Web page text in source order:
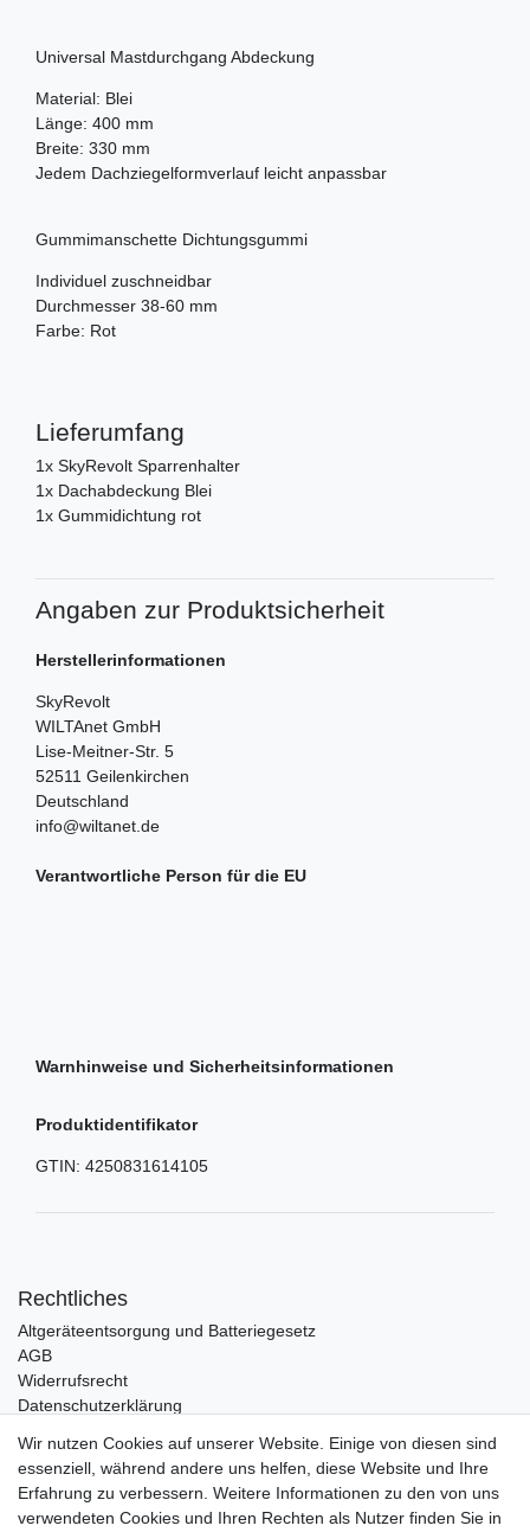
Universal Mastdurchgang Abdeckung
Material: Blei
Länge: 400 mm
Breite: 330 mm
Jedem Dachziegelformverlauf leicht anpassbar
Gummimanschette Dichtungsgummi
Individuel zuschneidbar
Durchmesser 38-60 mm
Farbe: Rot
Lieferumfang
1x SkyRevolt Sparrenhalter
1x Dachabdeckung Blei
1x Gummidichtung rot
Angaben zur Produktsicherheit
Herstellerinformationen
SkyRevolt
WILTAnet GmbH
Lise-Meitner-Str. 5
52511 Geilenkirchen
Deutschland
info@wiltanet.de
Verantwortliche Person für die EU
Warnhinweise und Sicherheitsinformationen
Produktidentifikator
GTIN: 4250831614105
Rechtliches
Altgeräteentsorgung und Batteriegesetz
AGB
Widerrufsrecht
Datenschutzerklärung
Impressum
Service
Zahlungsarten
Wir nutzen Cookies auf unserer Website. Einige von diesen sind
essenziell, während andere uns helfen, diese Website und Ihre
Erfahrung zu verbessern. Weitere Informationen zu den von uns
verwendeten Cookies und Ihren Rechten als Nutzer finden Sie in